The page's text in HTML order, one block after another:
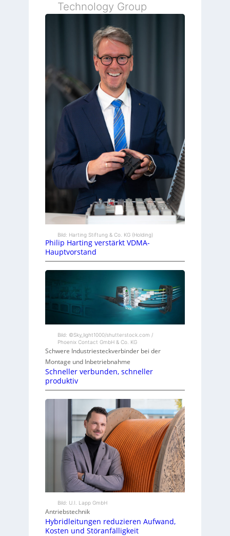
Technology Group
Bild: Harting Stiftung & Co. KG (Holding)
Philip Harting verstärkt VDMA-
Hauptvorstand
Bild: ©Sky_light1000/shutterstock.com /
Phoenix Contact GmbH & Co. KG
Schwere Industriesteckverbinder bei der
Montage und Inbetriebnahme
Schneller verbunden, schneller
produktiv
Bild: U.I. Lapp GmbH
Antriebstechnik
Hybridleitungen reduzieren Aufwand,
Kosten und Störanfälligkeit